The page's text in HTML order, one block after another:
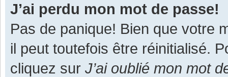
J’ai perdu mon mot de passe!
Pas de panique! Bien que votre
il peut toutefois être réinitialisé.
cliquez sur J’ai oublié mon mot